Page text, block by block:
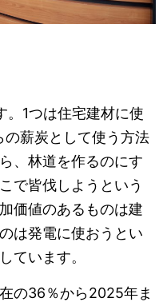
。1つは住宅建材に使
の薪炭として使う方法
、林道を作るのにす
で皆伐しようという
価値のあるものは建
は発電に使おうとい
ています。
の36％から2025年ま